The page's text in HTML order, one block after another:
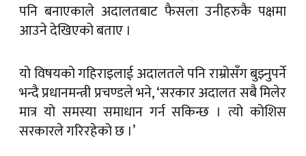
पनि बनाएकाले अदालतबाट फैसला उनीहरुकै पक्षमा
आउने देखिएको बताए ।
यो विषयको गहिराइलाई अदालतले पनि राम्रोसँग बुझ्नुपर्ने
भन्दै प्रधानमन्त्री प्रचण्डले भने, ‘सरकार अदालत सबै मिलेर
मात्र यो समस्या समाधान गर्न सकिन्छ । त्यो कोशिस
सरकारले गरिरहेको छ ।’